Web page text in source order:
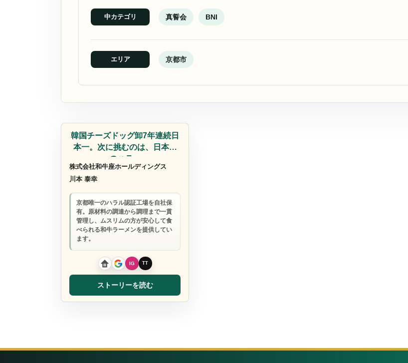
中カテゴリ 真誓会 BNI
エリア 京都市
韓国チーズドッグ卸7年連続日
本一。次に挑むのは、日本一
のハラ…
株式会社和牛座ホールディングス
川本 泰幸
京都唯一のハラル認証工場を自社保
有。原材料の調達から調理まで一貫
管理し、ムスリムの方が安心して食
べられる和牛ラーメンを提供してい
ます。
ストーリーを読む